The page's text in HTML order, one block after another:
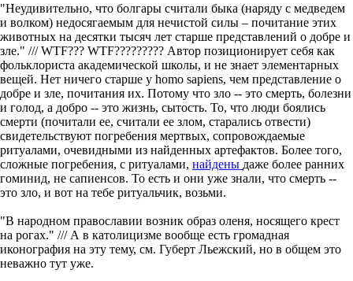
"Неудивительно, что болгары считали быка (наряду с медведем
и волком) недосягаемым для нечистой силы – почитание этих
животных на десятки тысяч лет старше представлений о добре и
зле." /// WTF??? WTF????????? Автор позиционирует себя как
фольклориста академической школы, и не знает элементарных
вещей. Нет ничего старше у homo sapiens, чем представление о
добре и зле, почитания их. Потому что зло -- это смерть, болезни
и голод, а добро -- это жизнь, сытость. То, что люди боялись
смерти (почитали ее, считали ее злом, старались отвести)
свидетельствуют погребения мертвых, сопровождаемые
ритуалами, очевидными из найденных артефактов. Более того,
сложные погребения, с ритуалами, найдены даже более ранних
гоминид, не сапиенсов. То есть и они уже знали, что смерть --
это зло, и вот на тебе ритуальчик, возьми.
"В народном православии возник образ оленя, носящего крест
на рогах." /// А в католицизме вообще есть громадная
иконография на эту тему, см. Губерт Льежский, но в общем это
неважно тут уже.